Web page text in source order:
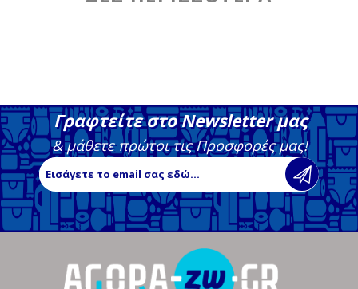
Γραφτείτε στο Newsletter μας
& μάθετε πρώτοι τις Προσφορές μας!